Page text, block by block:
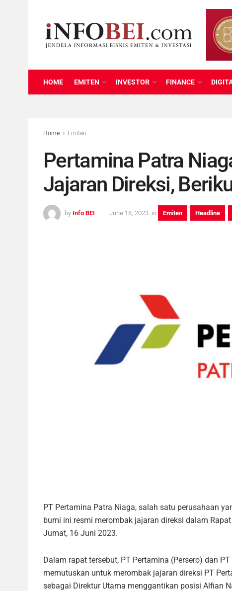
HOME EMITEN INVESTOR FINANCE
Home Emiten
Pertamina Patra
Jajaran Direksi,
by Info BEI June 18, 2023 in Emiten Headline
PT Pertamina Patra Niaga, salah satu perusahaan
bumi ini resmi merombak jajaran direksi dalam
Jumat, 16 Juni 2023.
Dalam rapat tersebut, PT Pertamina (Persero) dan
memutuskan untuk merombak jajaran direksi PT
sebagai Direktur Utama menggantikan posisi Alfian